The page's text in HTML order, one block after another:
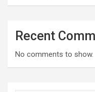
Recent
No comments to show.